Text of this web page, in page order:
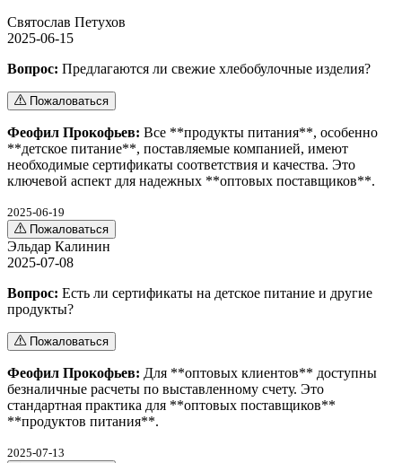
Святослав Петухов
2025-06-15
Вопрос: Предлагаются ли свежие хлебобулочные изделия?
Пожаловаться
Феофил Прокофьев: Все **продукты питания**, особенно
**детское питание**, поставляемые компанией, имеют
необходимые сертификаты соответствия и качества. Это
ключевой аспект для надежных **оптовых поставщиков**.
2025-06-19
Пожаловаться
Эльдар Калинин
2025-07-08
Вопрос: Есть ли сертификаты на детское питание и другие
продукты?
Пожаловаться
Феофил Прокофьев: Для **оптовых клиентов** доступны
безналичные расчеты по выставленному счету. Это
стандартная практика для **оптовых поставщиков**
**продуктов питания**.
2025-07-13